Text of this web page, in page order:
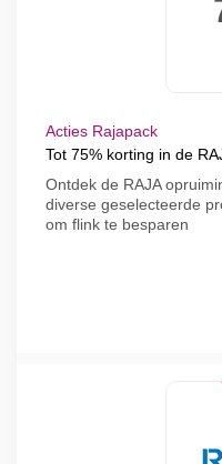
Acties Rajapack
Tot 75% korting in de
Ontdek de RAJA
diverse geselecteerde
om flink te besparen